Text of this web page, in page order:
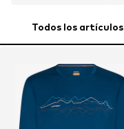
Todos los artículos